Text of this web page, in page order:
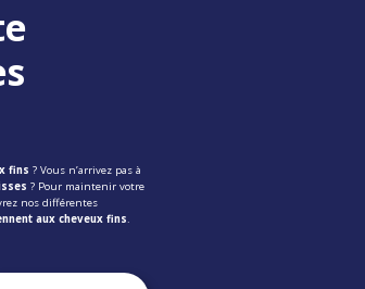
fins ? Vous n’arrivez pas à
? Pour maintenir votre
nos différentes
aux cheveux fins.